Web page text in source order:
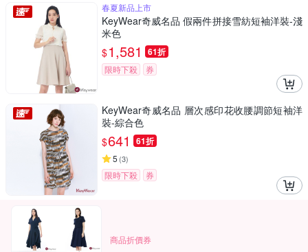
春夏新品上市
KeyWear奇威名品 假兩件拼接雪紡短袖洋裝-淺
米色
$1,581 61折
限時下殺 券
KeyWear奇威名品 層次感印花收腰調節短袖洋
裝-綜合色
$641 61折
5 (3)
限時下殺 券
商品折價券